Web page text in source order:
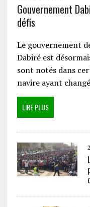
Gouvernement
défis
Le gouvernement
Dabiré est
sont notés dans
navire ayant
LIRE PLUS